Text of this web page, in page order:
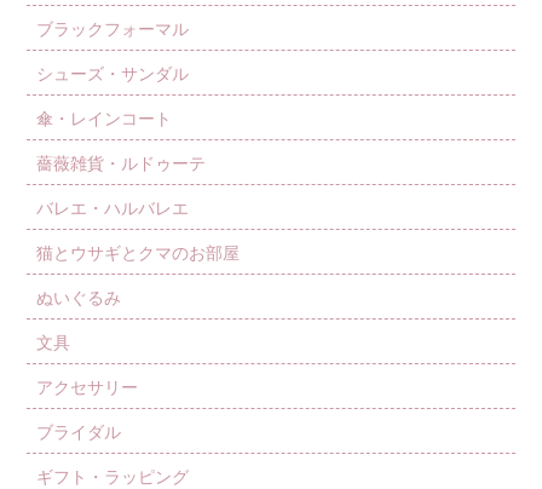
ブラックフォーマル
シューズ・サンダル
傘・レインコート
薔薇雑貨・ルドゥーテ
バレエ・ハルバレエ
猫とウサギとクマのお部屋
ぬいぐるみ
文具
アクセサリー
ブライダル
ギフト・ラッピング